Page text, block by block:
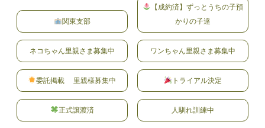
ずっとうちの子預かり制度
ブログ
お問い合わせ
関東支部
【成約済】ずっとうちの子預
かりの子達
ネコちゃん里親さま募集中 ワンちゃん里親さま募集中
委託掲載 里親様募集中 トライアル決定
正式譲渡済 人馴れ訓練中